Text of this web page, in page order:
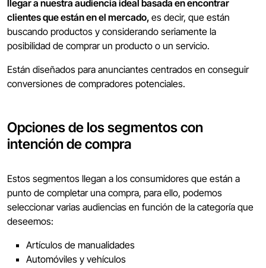
llegar a nuestra audiencia ideal basada en encontrar
clientes que están en el mercado, es decir, que están
buscando productos y considerando seriamente la
posibilidad de comprar un producto o un servicio.
Están diseñados para anunciantes centrados en conseguir
conversiones de compradores potenciales.
Opciones de los segmentos con
intención de compra
Estos segmentos llegan a los consumidores que están a
punto de completar una compra, para ello, podemos
seleccionar varias audiencias en función de la categoría que
deseemos:
Artículos de manualidades
Automóviles y vehículos